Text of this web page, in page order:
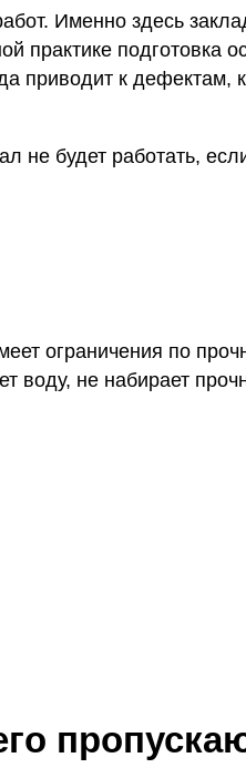
Именно здесь
практике подготовка
приводит к дефектам,
будет работать,
ограничения по
воду, не набирает